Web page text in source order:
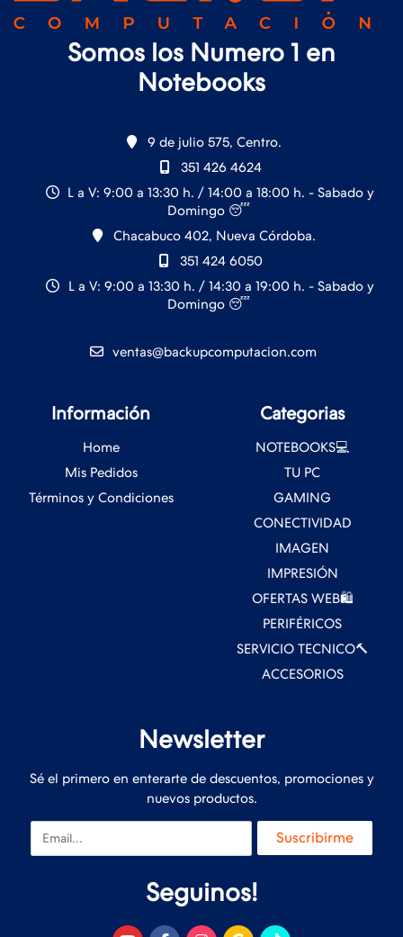
Somos los Numero 1 en
Notebooks
9 de julio 575, Centro.
351 426 4624
L a V: 9:00 a 13:30 h. / 14:00 a 18:00 h. - Sabado y
Domingo 😴
Chacabuco 402, Nueva Córdoba.
351 424 6050
L a V: 9:00 a 13:30 h. / 14:30 a 19:00 h. - Sabado y
Domingo 😴
ventas@backupcomputacion.com
Información
Home
Mis Pedidos
Términos y Condiciones
Categorias
NOTEBOOKS💻
TU PC
GAMING
CONECTIVIDAD
IMAGEN
IMPRESIÓN
OFERTAS WEB🛍️
PERIFÉRICOS
SERVICIO TECNICO🔨
ACCESORIOS
Newsletter
Sé el primero en enterarte de descuentos, promociones y
nuevos productos.
Email Suscribirme
Seguinos!